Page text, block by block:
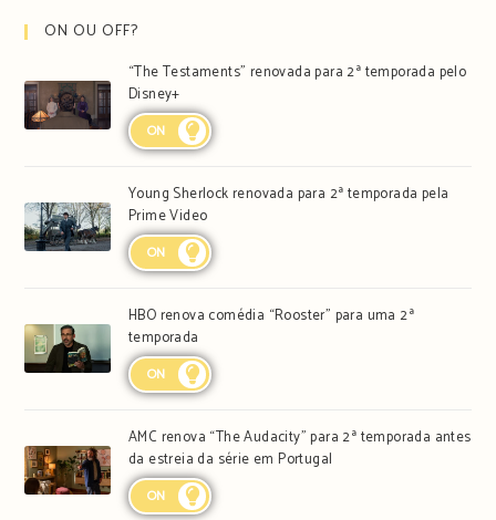
ON OU OFF?
“The Testaments” renovada para 2ª temporada pelo
Disney+
ON
Young Sherlock renovada para 2ª temporada pela
Prime Video
ON
HBO renova comédia “Rooster” para uma 2ª
temporada
ON
AMC renova “The Audacity” para 2ª temporada antes
da estreia da série em Portugal
ON